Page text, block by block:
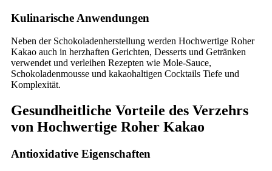
Kulinarische Anwendungen
Neben der Schokoladenherstellung werden Hochwertige Roher
Kakao auch in herzhaften Gerichten, Desserts und Getränken
verwendet und verleihen Rezepten wie Mole-Sauce,
Schokoladenmousse und kakaohaltigen Cocktails Tiefe und
Komplexität.
Gesundheitliche Vorteile des Verzehrs
von Hochwertige Roher Kakao
Antioxidative Eigenschaften